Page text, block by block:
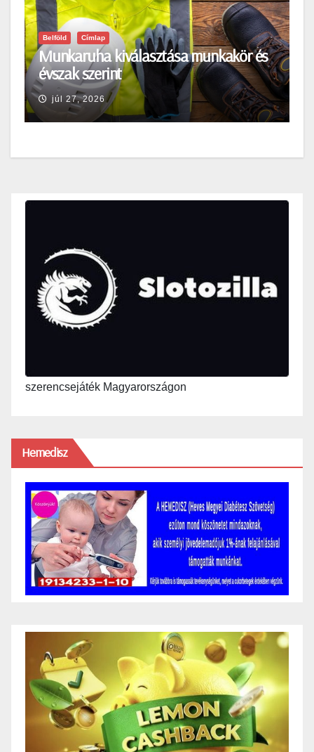
Belföld Címlap
Munkaruha kiválasztása munkakör és
évszak szerint
júl 27, 2026
szerencsejáték Magyarországon
Hemedisz